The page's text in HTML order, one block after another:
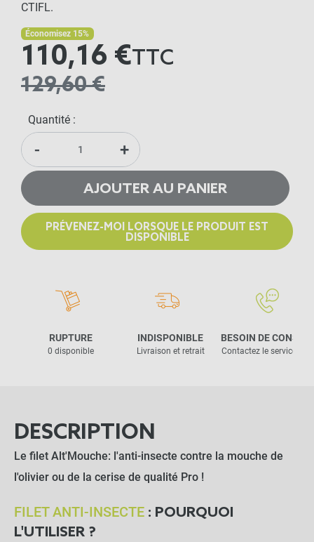
CTIFL.
Économisez 15%
110,16 €TTC
129,60 €
Quantité :
- +
AJOUTER AU PANIER
PRÉVENEZ-MOI LORSQUE LE PRODUIT EST
DISPONIBLE
RUPTURE
0 disponible
INDISPONIBLE
Livraison et retrait
BESOIN DE CONSEIL
Contactez le service
DESCRIPTION
Le filet Alt'Mouche: l'anti-insecte contre la mouche de
l'olivier ou de la cerise de qualité Pro !
FILET ANTI-INSECTE : POURQUOI
L'UTILISER ?